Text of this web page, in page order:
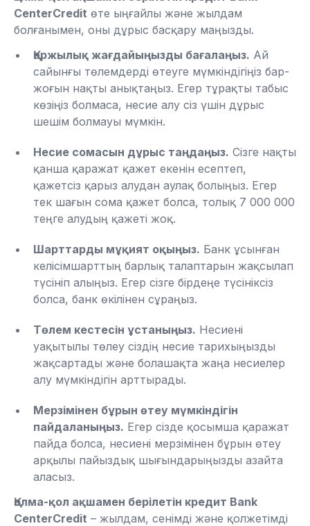
CenterCredit өте ыңғайлы және жылдам
болғанымен, оны дұрыс басқару маңызды.
Қаржылық жағдайыңызды бағалаңыз. Ай
сайынғы төлемдерді өтеуге мүмкіндігіңіз бар-
жоғын нақты анықтаңыз. Егер тұрақты табыс
көзіңіз болмаса, несие алу сіз үшін дұрыс
шешім болмауы мүмкін.
Несие сомасын дұрыс таңдаңыз. Сізге нақты
қанша қаражат қажет екенін есептеп,
қажетсіз қарыз алудан аулақ болыңыз. Егер
тек шағын сома қажет болса, толық 7 000 000
теңге алудың қажеті жоқ.
Шарттарды мұқият оқыңыз. Банк ұсынған
келісімшарттың барлық талаптарын жақсылап
түсініп алыңыз. Егер сізге бірдеңе түсініксіз
болса, банк өкілінен сұраңыз.
Төлем кестесін ұстаныңыз. Несиені
уақытылы төлеу сіздің несие тарихыңызды
жақсартады және болашақта жаңа несиелер
алу мүмкіндігін арттырады.
Мерзімінен бұрын өтеу мүмкіндігін
пайдаланыңыз. Егер сізде қосымша қаражат
пайда болса, несиені мерзімінен бұрын өтеу
арқылы пайыздық шығындарыңызды азайта
аласыз.
Қолма-қол ақшамен берілетін кредит Bank
CenterCredit – жылдам, сенімді және қолжетімді